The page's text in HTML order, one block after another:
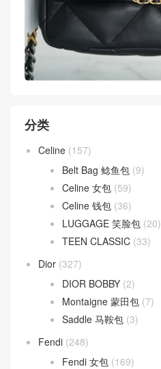
分类
Celine (157)
Belt Bag 鲶鱼包 (9)
Celine 女包 (59)
Celine 钱包 (36)
LUGGAGE 笑脸包 (20)
TEEN CLASSIC (33)
Dior (327)
DIOR BOBBY (2)
Montaigne 蒙田包 (7)
Saddle 马鞍包 (3)
Fendi (248)
Fendi 女包 (169)